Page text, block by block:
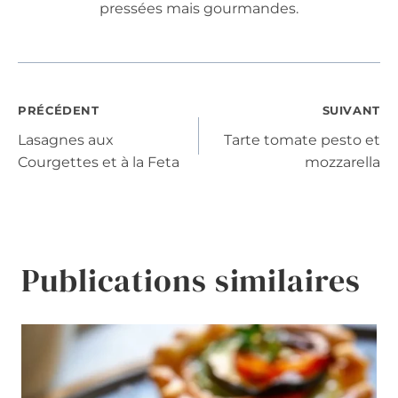
pressées mais gourmandes.
Navigation
de
PRÉCÉDENT
Lasagnes aux
Courgettes et à la Feta
SUIVANT
Tarte tomate pesto et
mozzarella
Publications similaires